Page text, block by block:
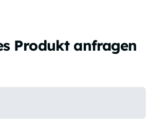
Produkt anfragen